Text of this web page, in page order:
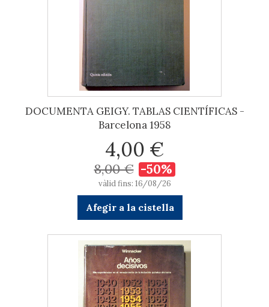
DOCUMENTA GEIGY. TABLAS CIENTÍFICAS -
Barcelona 1958
4,00 €
8,00 € -50%
vàlid fins: 16/08/26
Afegir a la cistella